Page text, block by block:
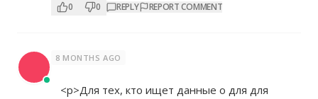
0 0 REPLY REPORT COMMENT
8 MONTHS AGO
<p>Для тех, кто ищет данные о для для